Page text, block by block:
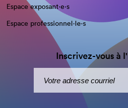
Espace exposant·e⋅s
Espace professionnel·le⋅s
Inscrivez-vous à